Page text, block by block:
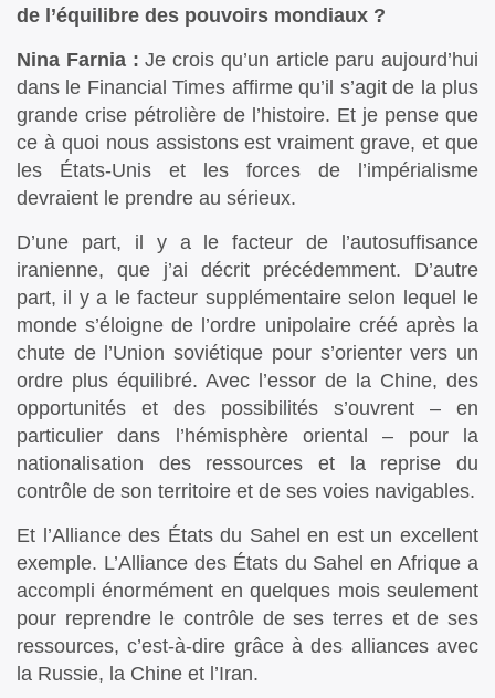
de l’équilibre des pouvoirs mondiaux ?
Nina Farnia : Je crois qu’un article paru aujourd’hui
dans le Financial Times affirme qu’il s’agit de la plus
grande crise pétrolière de l’histoire. Et je pense que
ce à quoi nous assistons est vraiment grave, et que
les États-Unis et les forces de l’impérialisme
devraient le prendre au sérieux.
D’une part, il y a le facteur de l’autosuffisance
iranienne, que j’ai décrit précédemment. D’autre
part, il y a le facteur supplémentaire selon lequel le
monde s’éloigne de l’ordre unipolaire créé après la
chute de l’Union soviétique pour s’orienter vers un
ordre plus équilibré. Avec l’essor de la Chine, des
opportunités et des possibilités s’ouvrent – en
particulier dans l’hémisphère oriental – pour la
nationalisation des ressources et la reprise du
contrôle de son territoire et de ses voies navigables.
Et l’Alliance des États du Sahel en est un excellent
exemple. L’Alliance des États du Sahel en Afrique a
accompli énormément en quelques mois seulement
pour reprendre le contrôle de ses terres et de ses
ressources, c’est-à-dire grâce à des alliances avec
la Russie, la Chine et l’Iran.